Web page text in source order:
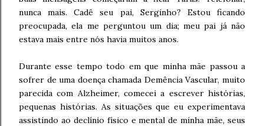
nunca mais. Cadê seu pai, Serginho? Estou ficando
preocupada, ela me perguntou um dia; meu pai já não
estava mais entre nós havia muitos anos.
Durante esse tempo todo em que minha mãe passou a
sofrer de uma doença chamada Demência Vascular, muito
parecida com Alzheimer, comecei a escrever histórias,
pequenas histórias. As situações que eu experimentava
assistindo ao declínio físico e mental de minha mãe, seus